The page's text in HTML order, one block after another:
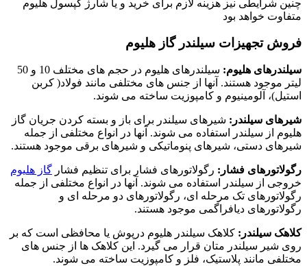
چنین شرایطی نیز هزینه لازم برای خرید و یا شارژ کپسول هلیوم
متفاوت خواهد بود
فروش تجهیزات سیلندر گاز هلیوم
سیلندرهای هلیوم:
سیلندرهای هلیوم در حجم های مختلف 10 و 50
لیتر موجود هستند. آنها از جنس های مختلفی مانند فولاد( کربن
استیل)، آلومینیوم و کامپوزیت ساخته می شوند.
شیرهای سیلندر: شیرهای سیلندر برای باز و بسته کردن جریان گاز
هلیوم از سیلندر استفاده می شوند. آنها در انواع مختلفی از جمله
شیرهای دستی، شیرهای پنوماتیکی و شیرهای برقی موجود هستند.
رگولاتورهای فشار: رگولاتورهای فشار برای تنظیم فشار گاز هلیوم
خروجی از سیلندر استفاده می شوند. آنها در انواع مختلفی از جمله
رگولاتورهای تک مرحله ای، رگولاتورهای دو مرحله ای و
رگولاتورهای دیافراگمی موجود هستند.
کلاهک سیلندر: کلاهک سیلندر هلیوم درپوش یا محافظی است که بر
روی شیر سیلندر متان قرار می گیرد. این کلاهک ها از جنس های
مختلفی مانند پلاستیک، فلز و کامپوزیت ساخته می شوند.